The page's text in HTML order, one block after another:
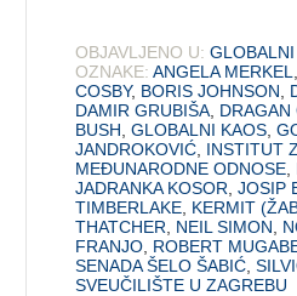
OBJAVLJENO U:
OZNAKE: ANGELA MERKEL
COSBY, BORIS JOHNSON
DAMIR GRUBIŠA DRAGAN
BUSH ,GLOBALNI KAOS ,
JANDROKOVIĆ INSTITUT
MEĐUNARODNE ODNOSE
JADRANKA KOSOR ,JOSIP
TIMBERLAKE KERMIT
THATCHER
NEIL SIMON
FRANJO ROBERT
SENADA ŠELO ŠABIĆ ,
SVEUČILIŠTE U ZAGREBU